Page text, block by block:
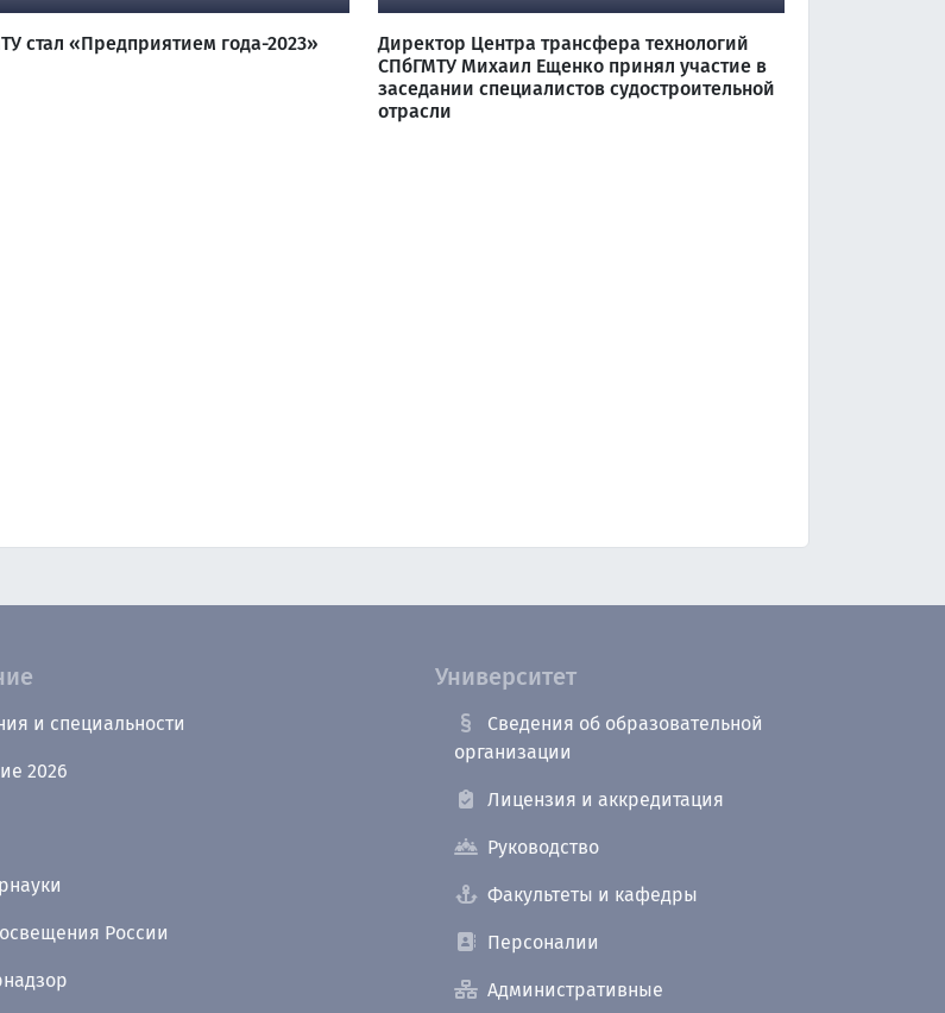
стал «Предприятием года-2023»
Директор Центра трансфера технологий
СПбГМТУ Михаил Ещенко принял участие в
заседании специалистов судостроительной
отрасли
и специальности
2026
России
Университет
Сведения об образовательной
организации
Лицензия и аккредитация
Руководство
Факультеты и кафедры
Персоналии
Административные